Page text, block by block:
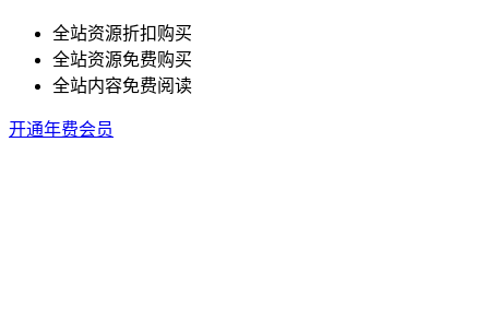
全站资源折扣购买
全站资源免费购买
全站内容免费阅读
开通年费会员